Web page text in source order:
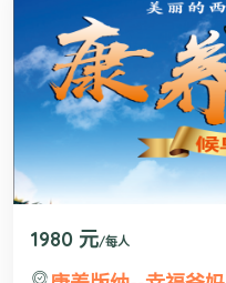
1980 元/每人